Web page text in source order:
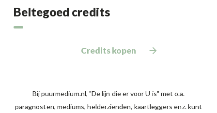
Beltegoed credits
Credits kopen
Bij puurmedium.nl, "De lijn die er voor U is" met o.a.
paragnosten, mediums, helderzienden, kaartleggers enz. kunt